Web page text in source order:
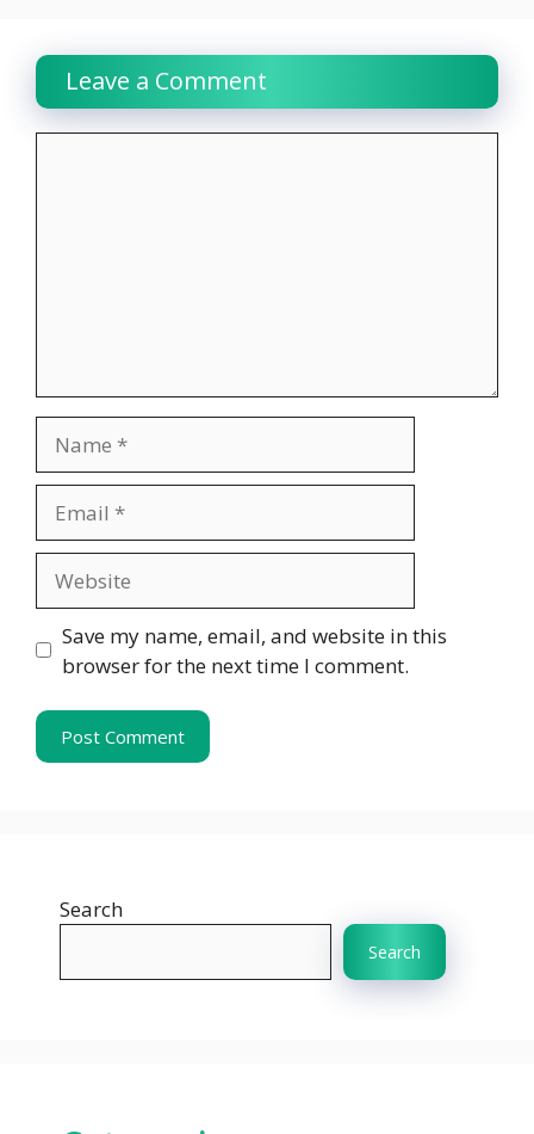
Leave a Comment
Save my name, email, and website in this
browser for the next time I comment.
Search
Search